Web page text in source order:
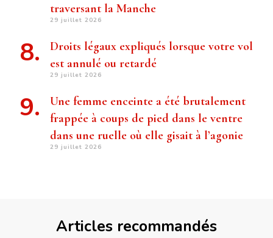
traversant la Manche
29 juillet 2026
Droits légaux expliqués lorsque votre vol
est annulé ou retardé
29 juillet 2026
Une femme enceinte a été brutalement
frappée à coups de pied dans le ventre
dans une ruelle où elle gisait à l’agonie
29 juillet 2026
Articles recommandés